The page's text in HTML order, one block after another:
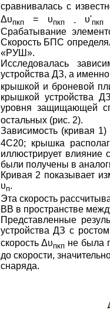
сравнивалась с
Δυпкп= υпкп- υ'пкп
Срабатывание
Скорость БПС
«РУШ».
Исследовалась
устройства ДЗ, а
крышкой и броневой
крышкой устройства
уровня защищающей
остальных (рис. 2).
Зависимость (кривая 1)
4С20; крышка
иллюстрирует
были получены в
Кривая 2 показывает
υп.
Эта скорость
ВВ в пространстве
Представленные
устройства ДЗ с
скоростьΔυпкп не была
до скорости,
снаряда.